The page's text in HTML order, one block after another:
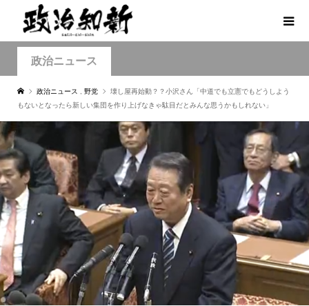
政治ニュース
政治ニュース 野党
壊し屋再始動？？小沢さん「中道でも立憲でもどうしよう
もないとなったら新しい集団を作り上げなきゃ駄目だとみんな思うかもしれない」